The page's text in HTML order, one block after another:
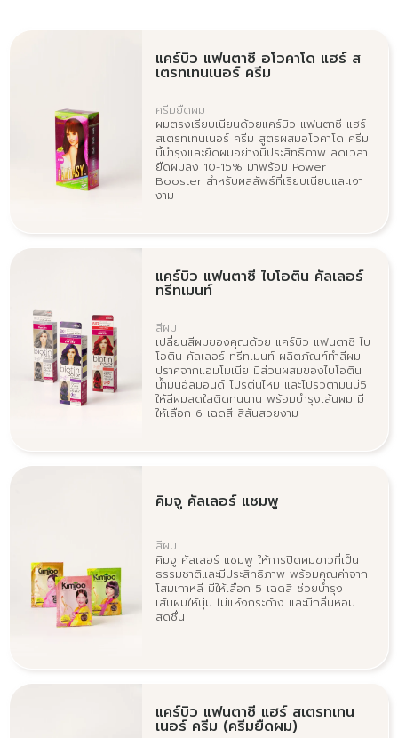
แคร์บิว แฟนตาซี อโวคาโด แฮร์ ส
เตรทเทนเนอร์ ครีม
ครีมยืดผม
ผมตรงเรียบเนียนด้วยแคร์บิว แฟนตาซี แฮร์
สเตรทเทนเนอร์ ครีม สูตรผสมอโวคาโด ครีม
นี้บำรุงและยืดผมอย่างมีประสิทธิภาพ ลดเวลา
ยืดผมลง 10-15% มาพร้อม Power
Booster สำหรับผลลัพธ์ที่เรียบเนียนและเงา
งาม
แคร์บิว แฟนตาซี ไบโอติน คัลเลอร์
ทรีทเมนท์
สีผม
เปลี่ยนสีผมของคุณด้วย แคร์บิว แฟนตาซี ไบ
โอติน คัลเลอร์ ทรีทเมนท์ ผลิตภัณฑ์ทำสีผม
ปราศจากแอมโมเนีย มีส่วนผสมของไบโอติน
น้ำมันอัลมอนด์ โปรตีนไหม และโปรวิตามินบี5
ให้สีผมสดใสติดทนนาน พร้อมบำรุงเส้นผม มี
ให้เลือก 6 เฉดสี สีสันสวยงาม
คิมจู คัลเลอร์ แชมพู
สีผม
คิมจู คัลเลอร์ แชมพู ให้การปิดผมขาวที่เป็น
ธรรมชาติและมีประสิทธิภาพ พร้อมคุณค่าจาก
โสมเกาหลี มีให้เลือก 5 เฉดสี ช่วยบำรุง
เส้นผมให้นุ่ม ไม่แห้งกระด้าง และมีกลิ่นหอม
สดชื่น
แคร์บิว แฟนตาซี แฮร์ สเตรทเทน
เนอร์ ครีม (ครีมยืดผม)